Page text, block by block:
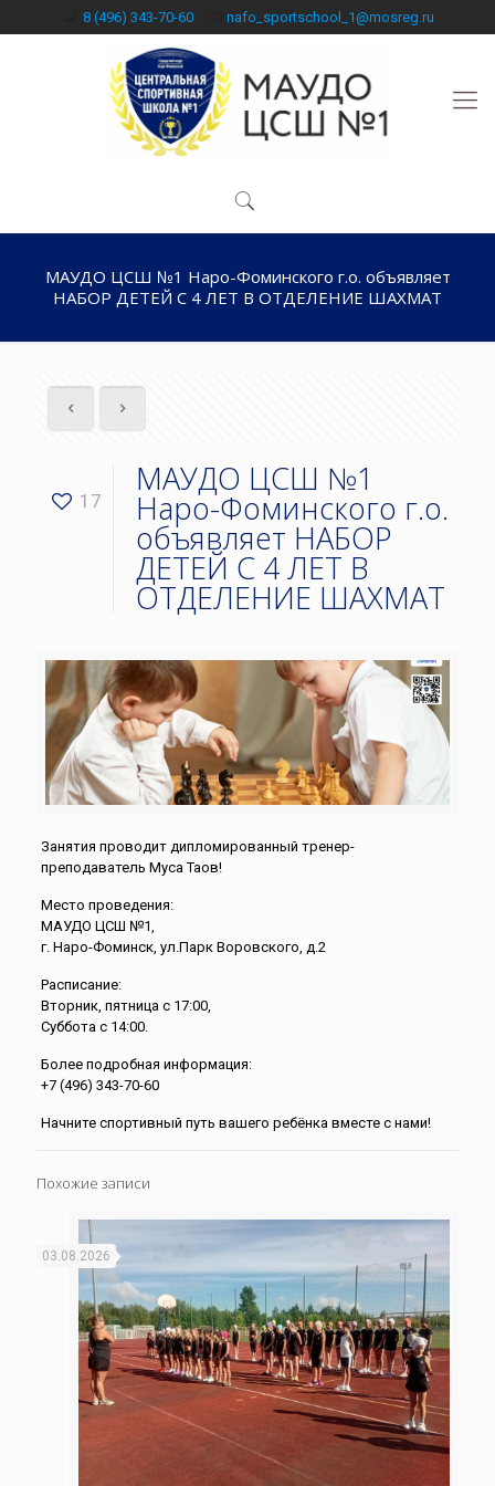
8 (496) 343-70-60 nafo_sportschool_1@mosreg.ru
МАУДО ЦСШ №1 Наро-Фоминского г.о. объявляет
НАБОР ДЕТЕЙ С 4 ЛЕТ В ОТДЕЛЕНИЕ ШАХМАТ
17
МАУДО ЦСШ №1
Наро-Фоминского г.о.
объявляет НАБОР
ДЕТЕЙ С 4 ЛЕТ В
ОТДЕЛЕНИЕ ШАХМАТ
Занятия проводит дипломированный тренер-
преподаватель Муса Таов!
Место проведения:
МАУДО ЦСШ №1,
г. Наро-Фоминск, ул.Парк Воровского, д.2
Расписание:
Вторник, пятница с 17:00,
Суббота с 14:00.
Более подробная информация:
+7 (496) 343-70-60
Начните спортивный путь вашего ребёнка вместе с нами!
Похожие записи
03.08.2026